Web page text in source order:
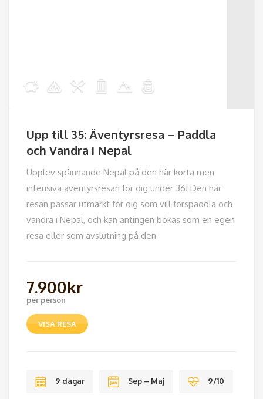
Upp till 35: Äventyrsresa – Paddla
och Vandra i Nepal
Upplev spännande Nepal på den här korta men
intensiva äventyrsresan för dig under 36! Den här
resan passar utmärkt för dig som vill forspaddla och
vandra i Nepal, och kan antingen bokas som en egen
resa eller som avslutning på den
7.900kr
per person
VISA RESA
9 dagar Sep – Maj 9/10